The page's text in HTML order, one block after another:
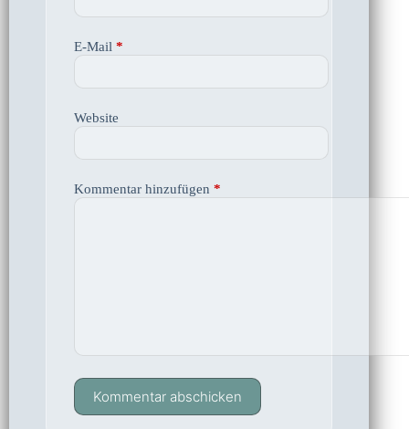
E-Mail *
Website
Kommentar hinzufügen *
Kommentar abschicken